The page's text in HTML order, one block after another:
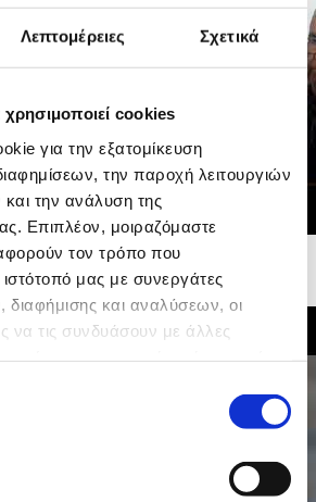
Λεπτομέρειες Σχετικά
cookies
για την εξατομίκευση
την παροχή λειτουργιών
την ανάλυση της
Επιπλέον, μοιραζόμαστε
τον τρόπο που
ιστότοπό μας με συνεργάτες
και αναλύσεων, οι
να τις συνδυάσουν με άλλες
Εσωτερικών απο Συντονιστικό
στο πλαίσιο άσκησης...